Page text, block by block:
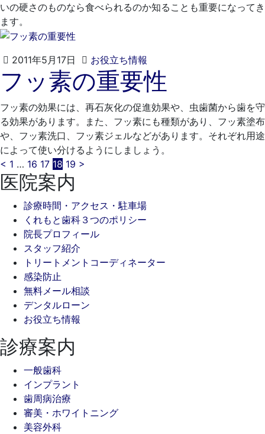
いの硬さのものなら食べられるのか知ることも重要になってき
ます。
2011年5月17日 お役立ち情報
年
4
月
20
日
れ
も
と
歯
科
医
院
フッ素の重要性
フッ素の効果には、再石灰化の促進効果や、虫歯菌から歯を守
る効果があります。また、フッ素にも種類があり、フッ素塗布
や、フッ素洗口、フッ素ジェルなどがあります。それぞれ用途
によって使い分けるようにしましょう。
投
稿
の
ペ
ー
ジ
送
り
< 1 … 16 17 18 19 >
医院案内
診療時間・アクセス・駐車場
くれもと歯科３つのポリシー
院長プロフィール
スタッフ紹介
トリートメントコーディネーター
感染防止
無料メール相談
デンタルローン
お役立ち情報
診療案内
一般歯科
インプラント
歯周病治療
審美・ホワイトニング
美容外科